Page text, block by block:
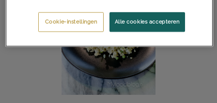
Alle cookies accepteren
Cookie-instellingen